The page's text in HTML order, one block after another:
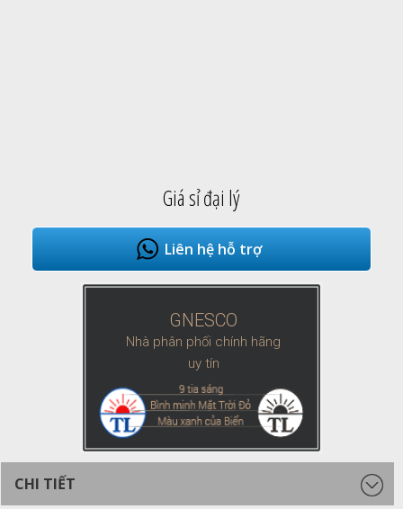
Giá sỉ đại lý
Liên hệ hỗ trợ
GNESCO
Nhà phân phối chính hãng
uy tín
CHI TIẾT